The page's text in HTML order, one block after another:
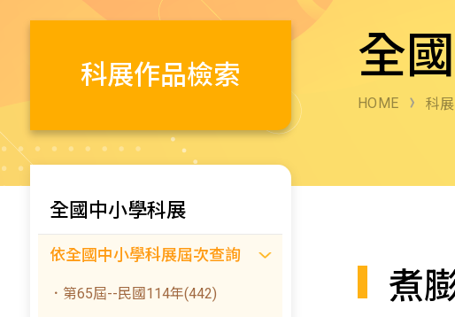
科展作品檢索 全
HOME 科
全國中小學科展
依全國中小學科展屆次查詢
．第65屆--民國114年(442) 煮